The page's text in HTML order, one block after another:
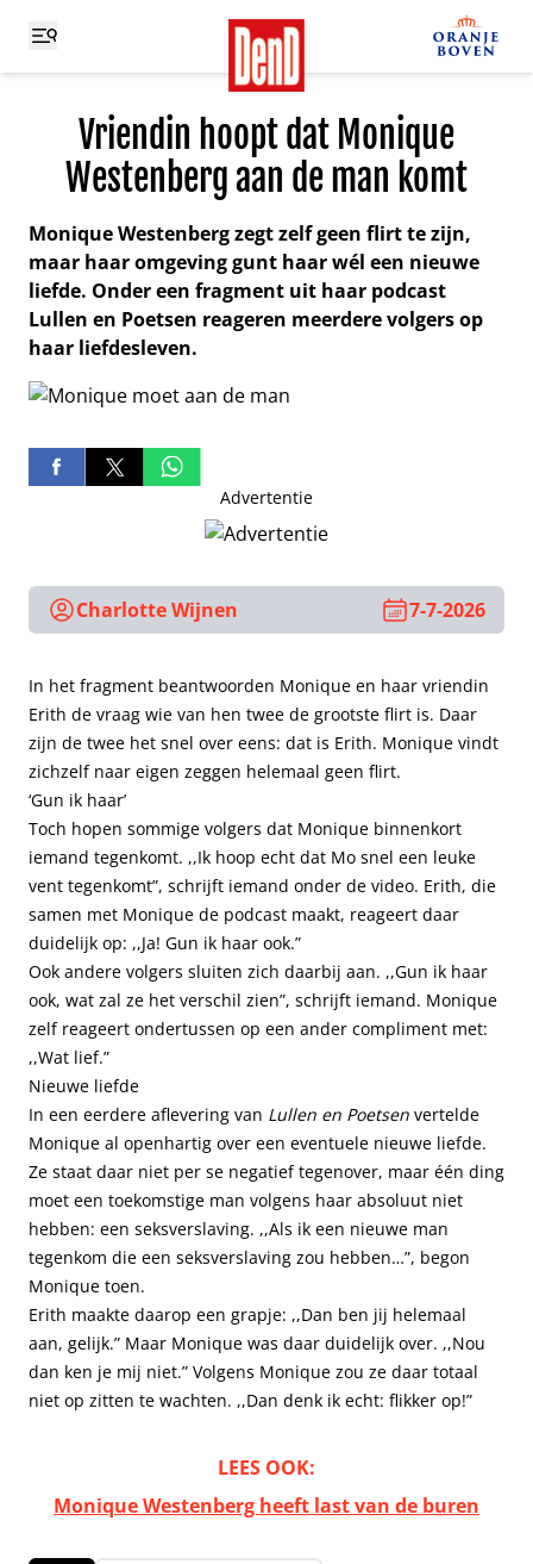
Vriendin hoopt dat Monique
Westenberg aan de man komt
Monique Westenberg zegt zelf geen flirt te zijn,
maar haar omgeving gunt haar wél een nieuwe
liefde. Onder een fragment uit haar podcast
Lullen en Poetsen reageren meerdere volgers op
haar liefdesleven.
Advertentie
Charlotte Wijnen 7-7-2026
In het fragment beantwoorden Monique en haar vriendin
Erith de vraag wie van hen twee de grootste flirt is. Daar
zijn de twee het snel over eens: dat is Erith. Monique vindt
zichzelf naar eigen zeggen helemaal geen flirt.
‘Gun ik haar’
Toch hopen sommige volgers dat Monique binnenkort
iemand tegenkomt. ,,Ik hoop echt dat Mo snel een leuke
vent tegenkomt”, schrijft iemand onder de video. Erith, die
samen met Monique de podcast maakt, reageert daar
duidelijk op: ,,Ja! Gun ik haar ook.”
Ook andere volgers sluiten zich daarbij aan. ,,Gun ik haar
ook, wat zal ze het verschil zien”, schrijft iemand. Monique
zelf reageert ondertussen op een ander compliment met:
,,Wat lief.”
Nieuwe liefde
In een eerdere aflevering van Lullen en Poetsen vertelde
Monique al openhartig over een eventuele nieuwe liefde.
Ze staat daar niet per se negatief tegenover, maar één ding
moet een toekomstige man volgens haar absoluut niet
hebben: een seksverslaving. ,,Als ik een nieuwe man
tegenkom die een seksverslaving zou hebben…”, begon
Monique toen.
Erith maakte daarop een grapje: ,,Dan ben jij helemaal
aan, gelijk.” Maar Monique was daar duidelijk over. ,,Nou
dan ken je mij niet.” Volgens Monique zou ze daar totaal
niet op zitten te wachten. ,,Dan denk ik echt: flikker op!”
LEES OOK:
Monique Westenberg heeft last van de buren